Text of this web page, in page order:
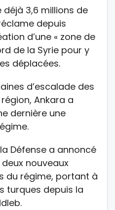
déjà 3,6 millions de
depuis
d’une « zone de
de la Syrie pour y
déplacées.
d’escalade des
Ankara a
dernière une
Défense a annoncé
nouveaux
du régime, portant à
turques depuis la